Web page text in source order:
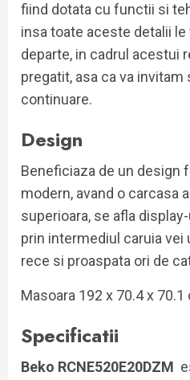
fiind dotata cu functii si
insa toate aceste detalii
departe, in cadrul acestui
pregatit, asa ca va invitam
continuare.
Design
Beneficiaza de un design
modern, avand o carcasa
superioara, se afla
prin intermediul caruia vei
rece si proaspata ori de
Masoara 192 x 70.4 x 70.1
Specificatii
Beko RCNE520E20DZM